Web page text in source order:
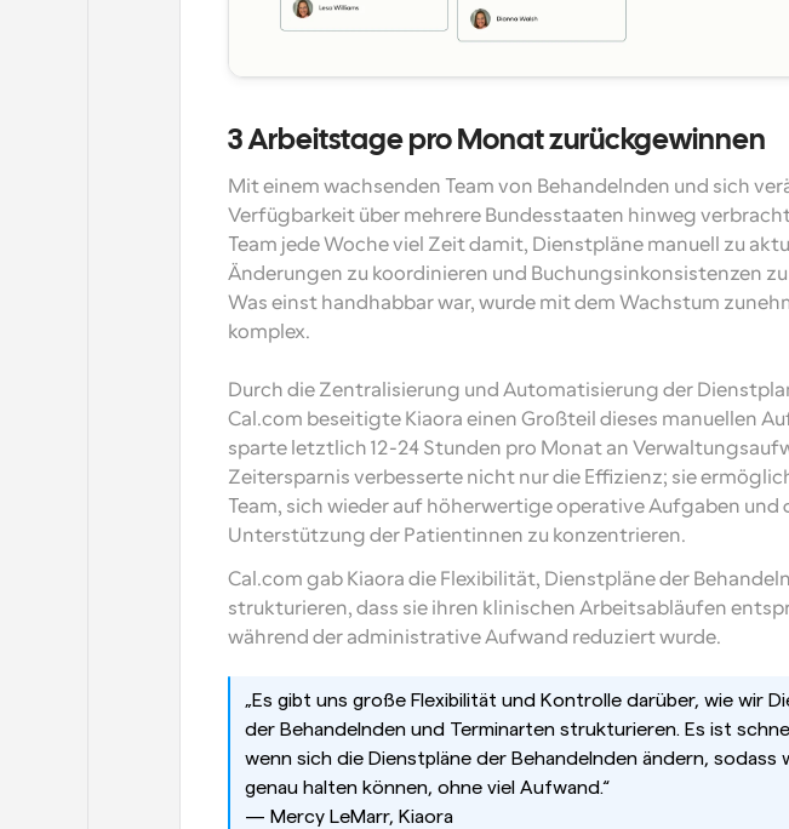
3 Arbeitstage pro Monat zurückgewinnen
Mit einem wachsenden Team von Behandelnden und sich
Verfügbarkeit über mehrere Bundesstaaten hinweg
Team jede Woche viel Zeit damit, Dienstpläne manuell zu
Änderungen zu koordinieren und Buchungsinkonsistenzen
Was einst handhabbar war, wurde mit dem Wachstum
komplex.
Durch die Zentralisierung und Automatisierung der
Cal.com beseitigte Kiaora einen Großteil dieses manuellen
sparte letztlich 12-24 Stunden pro Monat an
Zeitersparnis verbesserte nicht nur die Effizienz; sie
Team, sich wieder auf höherwertige operative Aufgaben und
Unterstützung der Patientinnen zu konzentrieren.
Cal.com gab Kiaora die Flexibilität, Dienstpläne der
strukturieren, dass sie ihren klinischen Arbeitsabläufen
während der administrative Aufwand reduziert wurde.
„Es gibt uns große Flexibilität und Kontrolle darüber, wie wir
der Behandelnden und Terminarten strukturieren. Es ist
wenn sich die Dienstpläne der Behandelnden ändern, sodass
genau halten können, ohne viel Aufwand.“
— Mercy LeMarr, Kiaora